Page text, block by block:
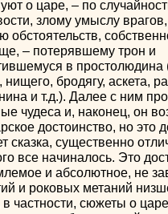
о царе, – по
злому умыслу
обстоятельств,
– потерявшему трон и
в простолюдина
нищего, бродягу, аскета,
и т.д.). Далее с ним
чудеса и, наконец, он
достоинство, но это
сказка, существенно
все начиналось. Это
и абсолютное, не
и роковых метаний
частности, сюжеты о